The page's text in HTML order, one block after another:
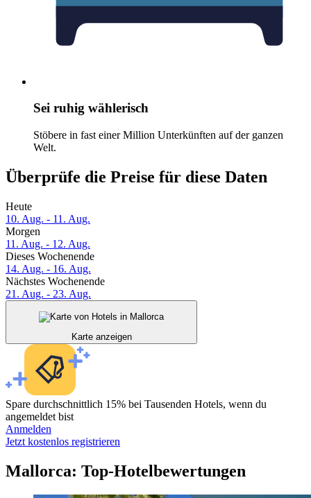
Sei ruhig wählerisch
Stöbere in fast einer Million Unterkünften auf der ganzen
Welt.
Überprüfe die Preise für diese Daten
Heute
10. Aug. - 11. Aug.
Morgen
11. Aug. - 12. Aug.
Dieses Wochenende
14. Aug. - 16. Aug.
Nächstes Wochenende
21. Aug. - 23. Aug.
Karte anzeigen
Spare durchschnittlich 15% bei Tausenden Hotels, wenn du
angemeldet bist
Anmelden
Jetzt kostenlos registrieren
Mallorca: Top-Hotelbewertungen